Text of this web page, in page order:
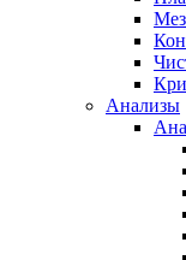
Анализы